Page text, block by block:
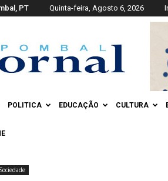
PT Quinta-feira, Agosto 6, 2026
POLITICA EDUCAÇÃO CULTURA
Sociedade